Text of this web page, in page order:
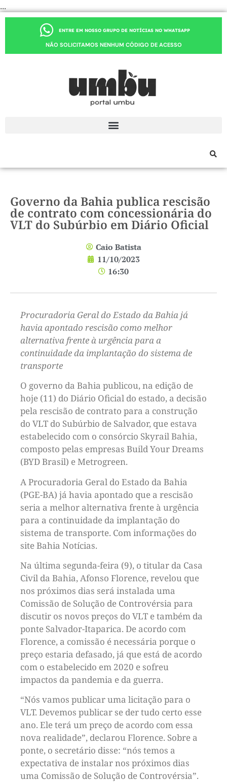
...
ENTRE EM NOSSO GRUPO DE NOTÍCIAS NO WHATSAPP
NÃO SOLICITAMOS NENHUM CÓDIGO DE ACESSO
Governo da Bahia publica rescisão
de contrato com concessionária do
VLT do Subúrbio em Diário Oficial
Caio Batista
11/10/2023
16:30
Procuradoria Geral do Estado da Bahia já
havia apontado rescisão como melhor
alternativa frente à urgência para a
continuidade da implantação do sistema de
transporte
O governo da Bahia publicou, na edição de
hoje (11) do Diário Oficial do estado, a decisão
pela rescisão de contrato para a construção
do VLT do Subúrbio de Salvador, que estava
estabelecido com o consórcio Skyrail Bahia,
composto pelas empresas Build Your Dreams
(BYD Brasil) e Metrogreen.
A Procuradoria Geral do Estado da Bahia
(PGE-BA) já havia apontado que a rescisão
seria a melhor alternativa frente à urgência
para a continuidade da implantação do
sistema de transporte. Com informações do
site Bahia Notícias.
Na última segunda-feira (9), o titular da Casa
Civil da Bahia, Afonso Florence, revelou que
nos próximos dias será instalada uma
Comissão de Solução de Controvérsia para
discutir os novos preços do VLT e também da
ponte Salvador-Itaparica. De acordo com
Florence, a comissão é necessária porque o
preço estaria defasado, já que está de acordo
com o estabelecido em 2020 e sofreu
impactos da pandemia e da guerra.
“Nós vamos publicar uma licitação para o
VLT. Devemos publicar se der tudo certo esse
ano. Ele terá um preço de acordo com essa
nova realidade”, declarou Florence. Sobre a
ponte, o secretário disse: “nós temos a
expectativa de instalar nos próximos dias
uma Comissão de Solução de Controvérsia”.